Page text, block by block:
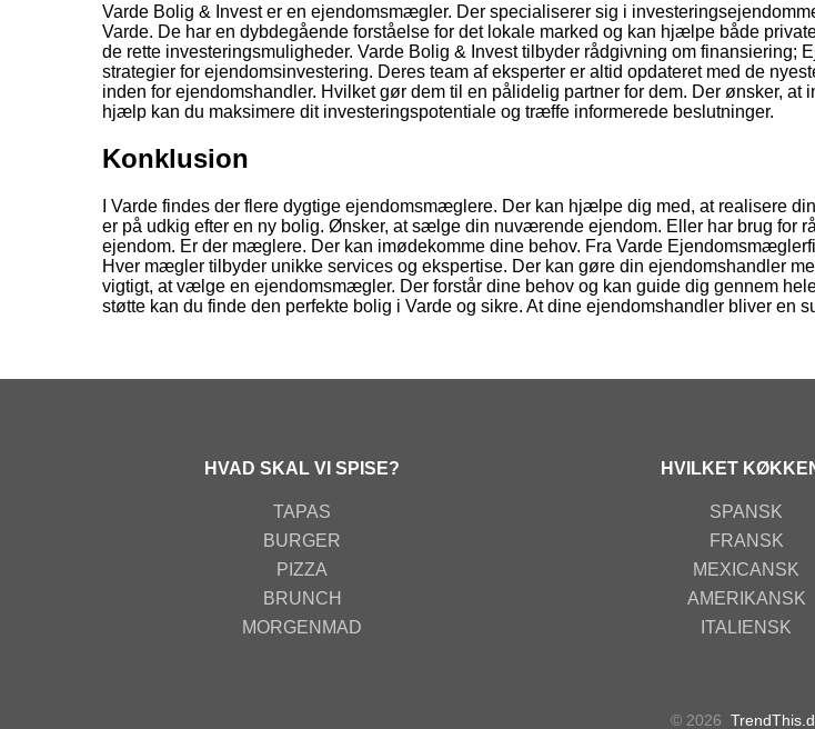
Varde Bolig & Invest er en ejendomsmægler. Der specialiserer sig i
Varde. De har en dybdegående forståelse for det lokale marked og kan hjælpe både
de rette investeringsmuligheder. Varde Bolig & Invest tilbyder rådgivning om finansiering;
strategier for ejendomsinvestering. Deres team af eksperter er altid opdateret med de
inden for ejendomshandler. Hvilket gør dem til en pålidelig partner for dem. Der ønsker, at
hjælp kan du maksimere dit investeringspotentiale og træffe informerede beslutninger.
Konklusion
I Varde findes der flere dygtige ejendomsmæglere. Der kan hjælpe dig med, at realisere
er på udkig efter en ny bolig. Ønsker, at sælge din nuværende ejendom. Eller har brug for
ejendom. Er der mæglere. Der kan imødekomme dine behov. Fra Varde
Hver mægler tilbyder unikke services og ekspertise. Der kan gøre din ejendomshandler
vigtigt, at vælge en ejendomsmægler. Der forstår dine behov og kan guide dig gennem
støtte kan du finde den perfekte bolig i Varde og sikre. At dine ejendomshandler bliver en
HVAD SKAL VI SPISE?
TAPAS
BURGER
PIZZA
BRUNCH
MORGENMAD
HVILKET
SPANSK
FRANSK
MEXICANSK
AMERIKANSK
ITALIENSK
© 2026